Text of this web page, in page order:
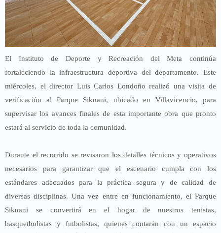
El Instituto de Deporte y Recreación del Meta continúa
fortaleciendo la infraestructura deportiva del departamento. Este
miércoles, el director Luis Carlos Londoño realizó una visita de
verificación alParque Sikuani, ubicado en Villavicencio, para
supervisar los avances finales de esta importante obra que pronto
estará al servicio de toda la comunidad.
Durante el recorrido se revisaron los detalles técnicos y operativos
necesarios para garantizar que el escenario cumpla con los
estándares adecuados para la práctica segura y de calidad de
diversas disciplinas. Una vez entre en funcionamiento, el Parque
Sikuani se convertirá en el hogar denuestros tenistas,
basquetbolistas y futbolistas, quienes contarán con un espacio